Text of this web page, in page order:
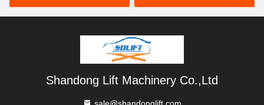
Shandong Lift Machinery Co.,Ltd